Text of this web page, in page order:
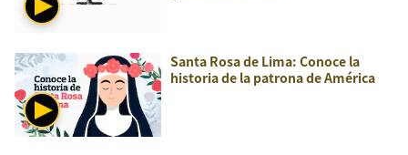
Santa Rosa de Lima: Conoce la
historia de la patrona de América